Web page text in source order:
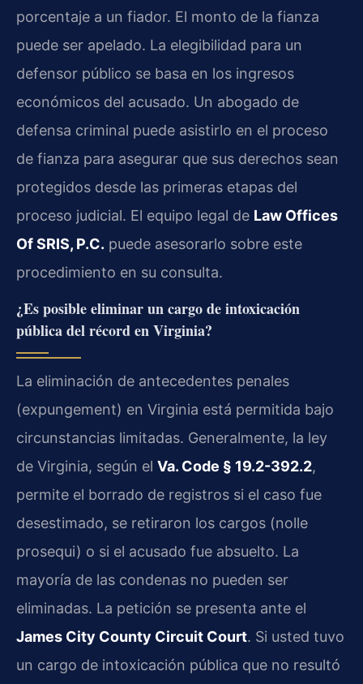
porcentaje a un fiador. El monto de la fianza
puede ser apelado. La elegibilidad para un
defensor público se basa en los ingresos
económicos del acusado. Un abogado de
defensa criminal puede asistirlo en el proceso
de fianza para asegurar que sus derechos sean
protegidos desde las primeras etapas del
proceso judicial. El equipo legal de Law Offices
Of SRIS, P.C. puede asesorarlo sobre este
procedimiento en su consulta.
¿Es posible eliminar un cargo de intoxicación
pública del récord en Virginia?
La eliminación de antecedentes penales
(expungement) en Virginia está permitida bajo
circunstancias limitadas. Generalmente, la ley
de Virginia, según el Va. Code § 19.2-392.2,
permite el borrado de registros si el caso fue
desestimado, se retiraron los cargos (nolle
prosequi) o si el acusado fue absuelto. La
mayoría de las condenas no pueden ser
eliminadas. La petición se presenta ante el
James City County Circuit Court. Si usted tuvo
un cargo de intoxicación pública que no resultó